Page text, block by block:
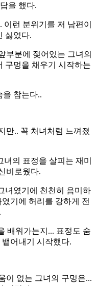
을 했다.
런 분위기를 저 남편이
싫었다.
부분에 젖어있는 그녀의
구멍을 채우기 시작하는
을 참는다..
만.. 꼭 처녀처럼 느껴졌
의 표정을 살피는 재미
비로웠다.
녀였기에 천천히 음미하
기에 허리를 강하게 전
배워가는지... 표정도 숨
어내기 시작했다.
이 없는 그녀의 구멍은...